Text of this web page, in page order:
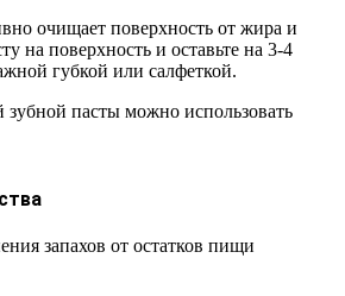
очищает поверхность от жира и
на поверхность и оставьте на 3-4
губкой или салфеткой.
пасты можно использовать
запахов от остатков пищи